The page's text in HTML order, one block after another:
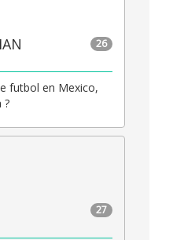
26
futbol en Mexico,
?
27